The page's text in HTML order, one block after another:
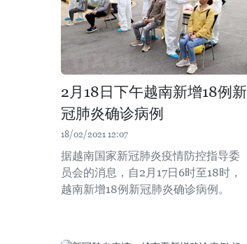
2月18日下午越南新增18例新
冠肺炎确诊病例
18/02/2021 12:07
据越南国家新冠肺炎疫情防控指导委
员会的消息，自2月17日6时至18时，
越南新增18例新冠肺炎确诊病例。